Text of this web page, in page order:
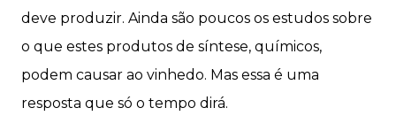
deve produzir. Ainda são poucos os estudos sobre
o que estes produtos de síntese, químicos,
podem causar ao vinhedo. Mas essa é uma
resposta que só o tempo dirá.